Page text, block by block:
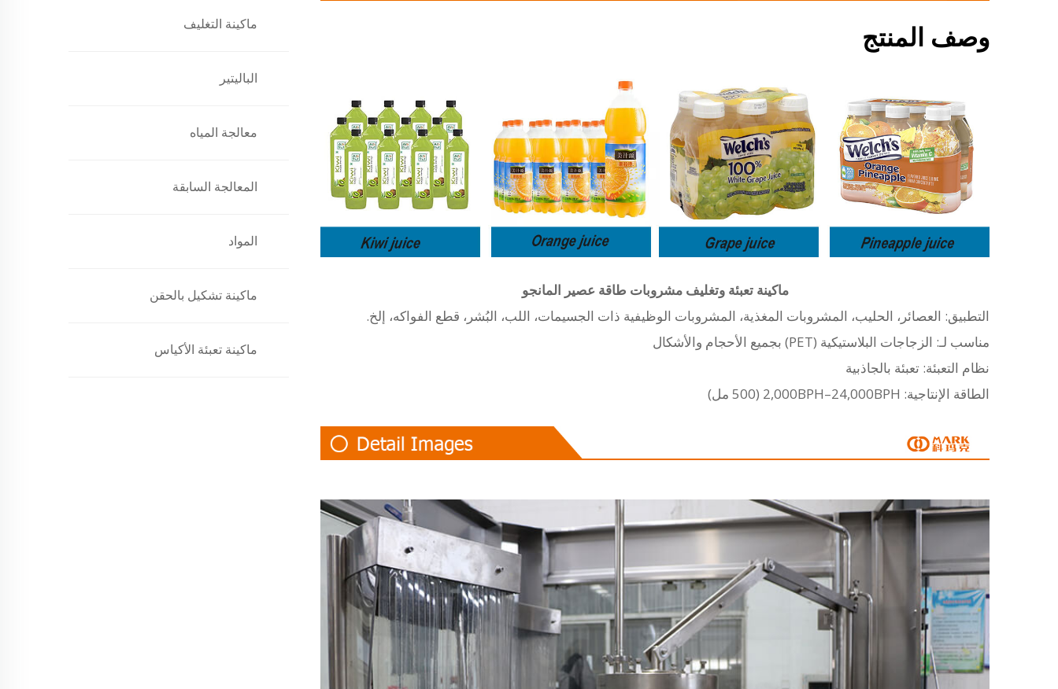
ماكينة التغليف
الباليتير
معالجة المياه
المعالجة السابقة
المواد
ماكينة تشكيل بالحقن
ماكينة تعبئة الأكياس
وصف المنتج
ماكينة تعبئة وتغليف مشروبات طاقة عصير المانجو
التطبيق: العصائر، الحليب، المشروبات المغذية، المشروبات الوظيفية ذات الجسيمات، اللب، البُشر، قطع الفواكه، إلخ.
مناسب لـ: الزجاجات البلاستيكية (PET) بجميع الأحجام والأشكال
نظام التعبئة: تعبئة بالجاذبية
الطاقة الإنتاجية: 2,000BPH–24,000BPH (500 مل)